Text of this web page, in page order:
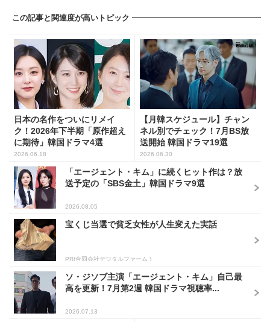
この記事と関連度が高いトピック
日本の名作をついにリメイ
ク！2026年下半期「原作超え
に期待」韓国ドラマ4選
2026.06.18
【月韓スケジュール】チャン
ネル別でチェック！7月BS放
送開始 韓国ドラマ19選
2026.06.30
「エージェント・キム」に続くヒット作は？放
送予定の「SBS金土」韓国ドラマ9選
2026.08.05
宝くじ当選で貧乏女性が人生変えた実話
PR(合同会社デジタルファーム )
ソ・ジソブ主演「エージェント・キム」自己最
高を更新！7月第2週 韓国ドラマ視聴率...
2026.07.13